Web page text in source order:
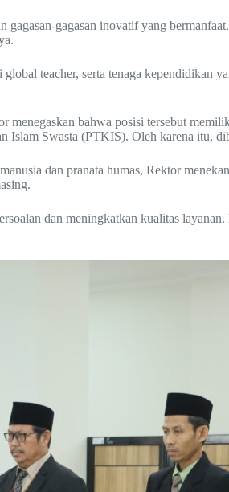
gagasan-gagasan inovatif yang
teacher, serta tenaga
bahwa posisi tersebut
Islam Swasta (PTKIS). Oleh karena itu,
dan pranata humas, Rektor
dan meningkatkan kualitas